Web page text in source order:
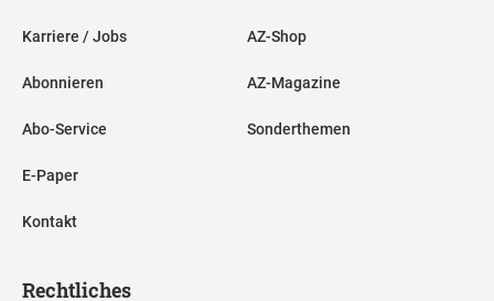
Karriere / Jobs
Abonnieren
Abo-Service
E-Paper
Kontakt
AZ-Shop
AZ-Magazine
Sonderthemen
Rechtliches